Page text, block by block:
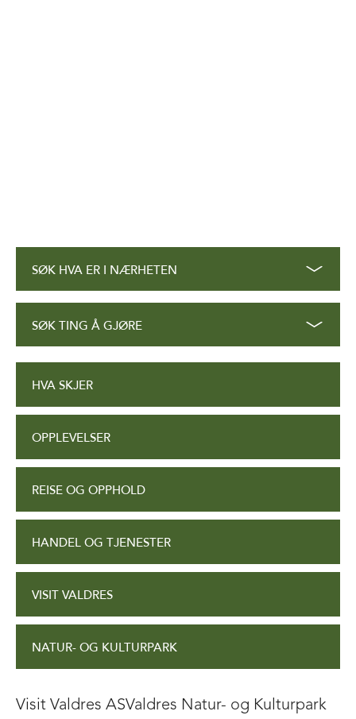
SØK HVA ER I NÆRHETEN
SØK TING Å GJØRE
HVA SKJER
OPPLEVELSER
REISE OG OPPHOLD
HANDEL OG TJENESTER
VISIT VALDRES
NATUR- OG KULTURPARK
Visit Valdres ASValdres Natur- og Kulturpark